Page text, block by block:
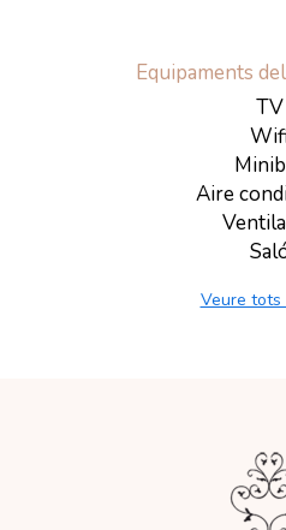
Equipaments
TV
Aire
Veure tots